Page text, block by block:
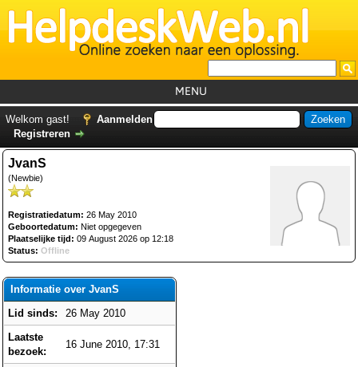
MENU
GemistDownloader
Welkom gast!
Aanmelden
Registreren
JvanS
(Newbie)
Registratiedatum: 26 May 2010
Geboortedatum: Niet opgegeven
Plaatselijke tijd: 09 August 2026 op 12:18
Status: Offline
Informatie over JvanS
Lid sinds:
26 May 2010
Laatste
bezoek:
16 June 2010, 17:31